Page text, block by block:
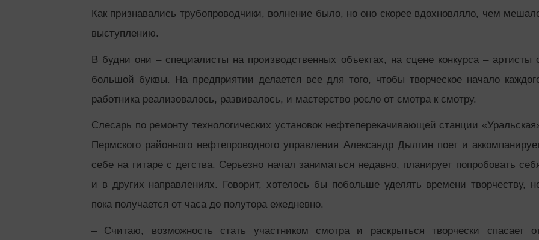
Как признавались трубопроводчики, волнение было, но оно скорее вдохновляло, чем
выступлению.
В будни они – специалисты на производственных объектах, на сцене конкурса – артисты
большой буквы. На предприятии делается все для того, чтобы творческое начало
работника реализовалось, развивалось, и мастерство росло от смотра к смотру.
Слесарь по ремонту технологических установок нефтеперекачивающей станции
Пермского районного нефтепроводного управления Александр Дылгин поет и
себе на гитаре с детства. Серьезно начал заниматься недавно, планирует попробовать
и в других направлениях. Говорит, хотелось бы побольше уделять времени творчеству,
пока получается от часа до полутора ежедневно.
– Считаю, возможность стать участником смотра и раскрыться творчески спасает